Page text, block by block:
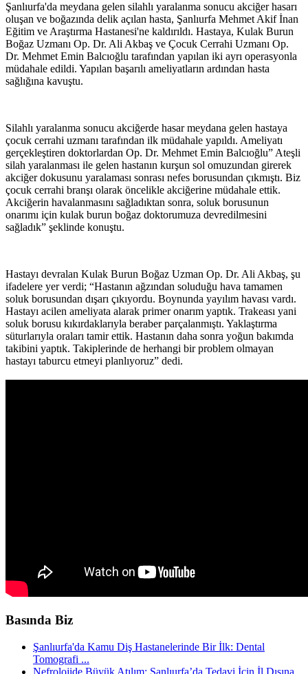
Şanlıurfa'da meydana gelen silahlı yaralanma sonucu akciğer hasarı
oluşan ve boğazında delik açılan hasta, Şanlıurfa Mehmet Akif İnan
Eğitim ve Araştırma Hastanesi'ne kaldırıldı. Hastaya, Kulak Burun
Boğaz Uzmanı Op. Dr. Ali Akbaş ve Çocuk Cerrahi Uzmanı Op.
Dr. Mehmet Emin Balcıoğlu tarafından yapılan iki ayrı operasyonla
müdahale edildi. Yapılan başarılı ameliyatların ardından hasta
sağlığına kavuştu.
Silahlı yaralanma sonucu akciğerde hasar meydana gelen hastaya
çocuk cerrahi uzmanı tarafından ilk müdahale yapıldı. Ameliyatı
gerçekleştiren doktorlardan Op. Dr. Mehmet Emin Balcıoğlu” Ateşli
silah yaralanması ile gelen hastanın kurşun sol omuzundan girerek
akciğer dokusunu yaralaması sonrası nefes borusundan çıkmıştı. Biz
çocuk cerrahi branşı olarak öncelikle akciğerine müdahale ettik.
Akciğerin havalanmasını sağladıktan sonra, soluk borusunun
onarımı için kulak burun boğaz doktorumuza devredilmesini
sağladık” şeklinde konuştu.
Hastayı devralan Kulak Burun Boğaz Uzman Op. Dr. Ali Akbaş, şu
ifadelere yer verdi; “Hastanın ağzından soluduğu hava tamamen
soluk borusundan dışarı çıkıyordu. Boynunda yayılım havası vardı.
Hastayı acilen ameliyata alarak primer onarım yaptık. Trakeası yani
soluk borusu kıkırdaklarıyla beraber parçalanmıştı. Yaklaştırma
süturlarıyla oraları tamir ettik. Hastanın daha sonra yoğun bakımda
takibini yaptık. Takiplerinde de herhangi bir problem olmayan
hastayı taburcu etmeyi planlıyoruz” dedi.
Basında Biz
Şanlıurfa'da Kamu Diş Hastanelerinde Bir İlk: Dental
Tomografi ...
Nefrolojide Büyük Atılım: Şanlıurfa’da Tedavi İçin İl Dışına